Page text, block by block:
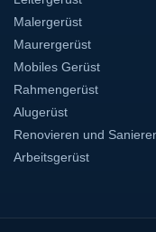
Malergerüst
Maurergerüst
Mobiles Gerüst
Rahmengerüst
Alugerüst
Renovieren und
Arbeitsgerüst